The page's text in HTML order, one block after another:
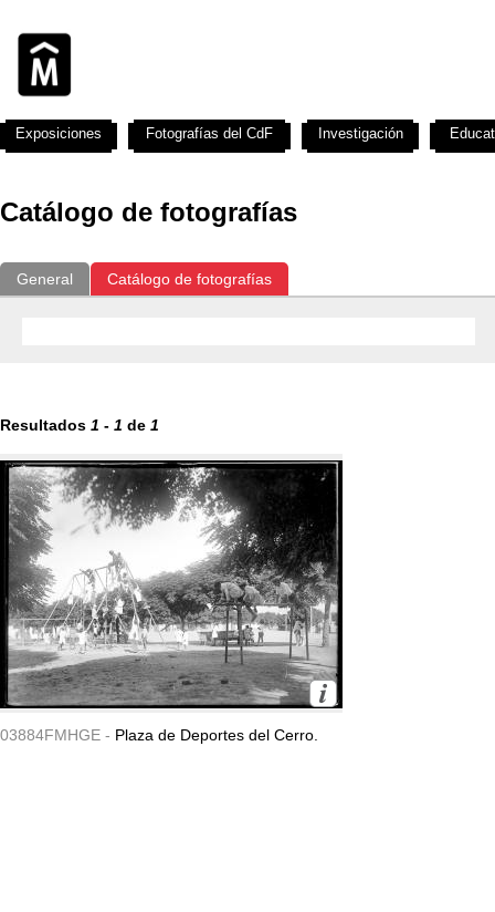
Catálogo de fotografías
General Catálogo de fotografías
Resultados 1 - 1 de 1
03884FMHGE - Plaza de Deportes del Cerro.
Exposiciones Fotografías del CdF Investigación